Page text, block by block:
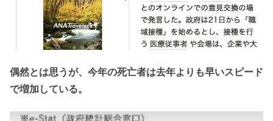
偶然とは思うが、今年の死亡者は去年よりも早いスピード
で増加している。